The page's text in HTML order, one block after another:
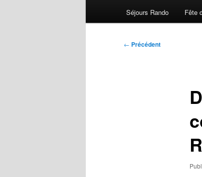
Séjours Rando Fête
Navigation
← Précédent